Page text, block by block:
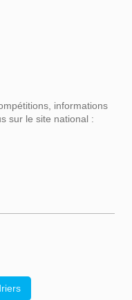
informations
sur le site national :